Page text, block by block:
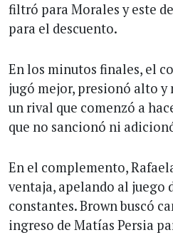
filtró para Morales y este
para el descuento.
En los minutos finales, el
jugó mejor, presionó alto y
un rival que comenzó a
que no sancionó ni
En el complemento,
ventaja, apelando al juego
constantes. Brown buscó
ingreso de Matías Persia